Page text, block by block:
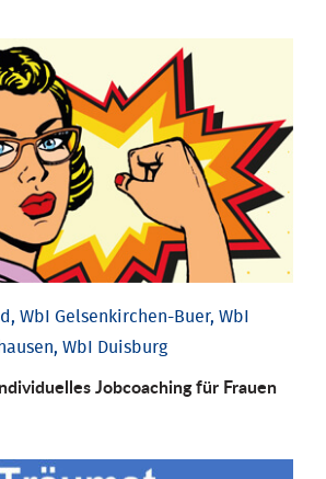
WbI Gelsenkirchen-Buer, WbI
WbI Duisburg
Job­coaching für Frauen